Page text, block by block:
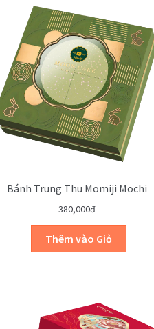
Bánh Trung Thu Momiji Mochi
380,000đ